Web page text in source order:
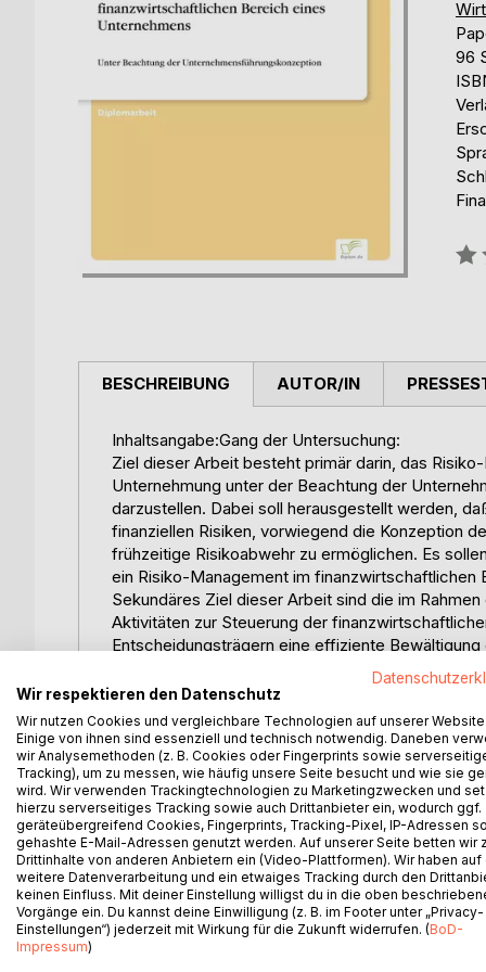
96
BESCHREIBUNG
Inhaltsangabe:Gang der Untersuchung:
Ziel dieser Arbeit besteht primär darin, das
Unternehmung unter der Beachtung der
darzustellen. Dabei soll herausgestellt werden,
finanziellen Risiken, vorwiegend die Konzeption
frühzeitige Risikoabwehr zu ermöglichen. Es
ein Risiko-Management im
Sekundäres Ziel dieser Arbeit sind die im
Aktivitäten zur Steuerung der
Entscheidungsträgern eine effiziente
soll dabei auf den Liquiditäts-, Zins- und
In dem folgenden zweiten Kapitel soll das
werden. Die Unternehmung ist dabei als
Kybernetik entstammenden Begriffe der
Unternehmensführungskonzeptionen zur
und zu beurteilen.
Das dritte Kapitel dient der Vorstellung des
Kapitels auf die zwei Elemente "Risiko" und
"Risiko-Management" zu erläutern und eine mit
welchem sich das Risiko-Management zur
Dieser integrierte Prozeß mit seinen Aktivitäten
Regelkreis mit Störgrößenaufschaltung integriert
Regelkreises mit Störgrößenaufschaltung und
Jede Unternehmung muß im Laufe ihrer
AUTOR/IN
Wir respektieren den Datenschutz
Wir nutzen Cookies und vergleichbare Technologien auf unserer Website.
Einige von ihnen sind essenziell und technisch notwendig. Daneben
wir Analysemethoden (z. B. Cookies oder Fingerprints sowie
Tracking), um zu messen, wie häufig unsere Seite besucht und wie sie
wird. Wir verwenden Trackingtechnologien zu Marketingzwecken und
hierzu serverseitiges Tracking sowie auch Drittanbieter ein, wodurch ggf.
geräteübergreifend Cookies, Fingerprints, Tracking-Pixel, IP-Adressen
gehashte E-Mail-Adressen genutzt werden. Auf unserer Seite betten wir
Drittinhalte von anderen Anbietern ein (Video-Plattformen). Wir haben auf
weitere Datenverarbeitung und ein etwaiges Tracking durch den
keinen Einfluss. Mit deiner Einstellung willigst du in die oben
Vorgänge ein. Du kannst deine Einwilligung (z. B. im Footer unter „Privacy-
Einstellungen“) jederzeit mit Wirkung für die Zukunft widerrufen. (BoD-
Impressum)